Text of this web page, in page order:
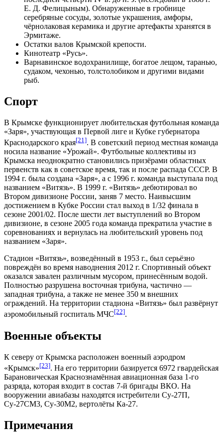
Е. Д. Фелицыным). Обнаруженные в гробнице
серебряные сосуды, золотые украшения, амфоры,
чёрнолаковая керамика и другие артефакты хранятся в
Эрмитаже.
Остатки валов Крымской крепости.
Кинотеатр «Русь».
Варнавинское водохранилище, богатое лещом, таранью,
судаком, чехонью, толстолобиком и другими видами
рыб.
Спорт
В Крымске функционирует любительская футбольная команда
«Заря», участвующая в Первой лиге и Кубке губернатора
Краснодарского края[21]. В советский период местная команда
носила название «Урожай». Футбольные коллективы из
Крымска неоднократно становились призёрами областных
первенств как в советское время, так и после распада СССР. В
1994 г. была создана «Заря», а с 1996 г. команда выступала под
названием «Витязь». В 1999 г. «Витязь» дебютировал во
Втором дивизионе России, заняв 7 место. Наивысшим
достижением в Кубке России стал выход в 1/32 финала в
сезоне 2001/02. После шести лет выступлений во Втором
дивизионе, в сезоне 2005 года команда прекратила участие в
соревнованиях и вернулась на любительский уровень под
названием «Заря».
Стадион «Витязь», возведённый в 1953 г., был серьёзно
повреждён во время наводнения 2012 г. Спортивный объект
оказался завален различным мусором, принесённым водой.
Полностью разрушена восточная трибуна, частично —
западная трибуна, а также не менее 350 м внешних
ограждений. На территории стадиона «Витязь» был развёрнут
аэромобильный госпиталь МЧС[22].
Военные объекты
К северу от Крымска расположен военный аэродром
«Крымск»[23]. На его территории базируется 6972 гвардейская
Барановическая Краснознамённая авиационная база 1-го
разряда, которая входит в состав 7-й бригады ВКО. На
вооружении авиабазы находятся истребители Су-27П,
Су-27СМ3, Су-30М2, вертолёты Ка-27.
Примечания